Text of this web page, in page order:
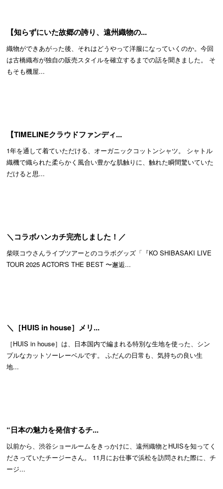
【知らずにいた故郷の誇り、遠州織物の...
織物ができあがった後、それはどうやって洋服になっていくのか。今回
は古橋織布が独自の販売スタイルを確立するまでの話を聞きました。 そ
もそも機屋...
【TIMELINEクラウドファンディ...
1年を通して着ていただける、オーガニックコットンシャツ。 シャトル
織機で織られた柔らかく風合い豊かな肌触りに、触れた瞬間驚いていた
だけると思...
＼コラボハンカチ完売しました！／
柴咲コウさんライブツアーとのコラボグッズ「『KO SHIBASAKI LIVE
TOUR 2025 ACTOR'S THE BEST 〜邂逅...
＼［HUIS in house］メリ...
［HUIS in house］は、日本国内で編まれる特別な生地を使った、シン
プルなカットソーレーベルです。 ふだんの日常も、気持ちの良い生
地...
“日本の魅力を発信するチ...
以前から、渋谷ショールームをきっかけに、遠州織物とHUISを知ってく
ださっていたチージーさん。 11月にお仕事で浜松を訪問された際に、チ
ージ...